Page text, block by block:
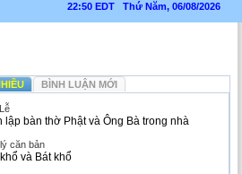
22:50 EDT Thứ Năm, 06/08/2026
BÌNH LUẬN MỚI
lập bàn thờ Phật và Ông Bà trong nhà
căn bản
và Bát khổ